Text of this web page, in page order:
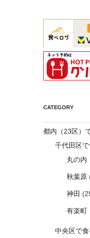
CATEGORY
都内（23区）
千代田区
丸の内
秋葉原
神田
有楽町
中央区で食